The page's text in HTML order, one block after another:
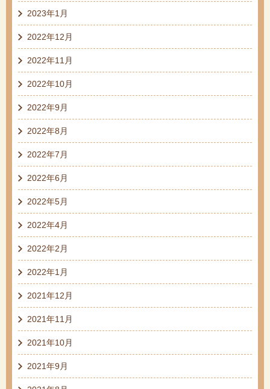
2023年1月
2022年12月
2022年11月
2022年10月
2022年9月
2022年8月
2022年7月
2022年6月
2022年5月
2022年4月
2022年2月
2022年1月
2021年12月
2021年11月
2021年10月
2021年9月